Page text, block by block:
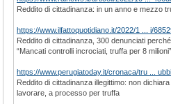
Reddito di cittadinanza: in un anno e mezzo
https://www.ilfattoquotidiano.it/2022/1 ... i/
Reddito di cittadinanza, 300 denunciati
“Mancati controlli incrociati, truffa per 8 milioni”
https://www.perugiatoday.it/cronaca/tru ...
Reddito di cittadinanza illegittimo: non
lavorare, a processo per truffa